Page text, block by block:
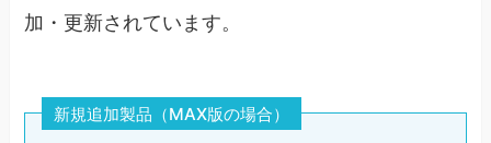
加・更新されています。
新規追加製品（MAX版の場合）